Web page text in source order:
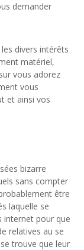
demander
divers intérêts
matériel,
vous adorez
vous
et ainsi vos
bizarre
sans compter
être
laquelle se
internet pour que
relatives au se
trouve que leur